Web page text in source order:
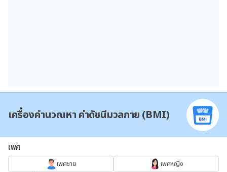
เครื่องคำนวณหา ค่าดัชนีมวลกาย (BMI)
เพศ
เพศชาย เพศหญิง